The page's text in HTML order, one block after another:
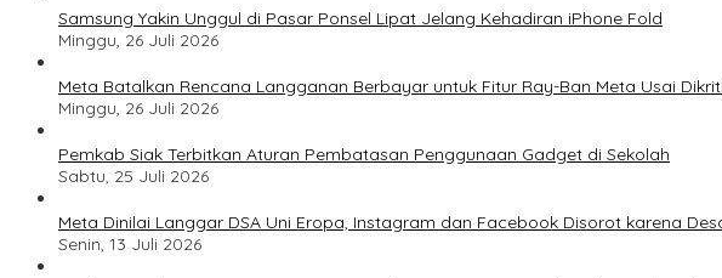
Samsung Yakin Unggul di Pasar Ponsel Lipat Jelang Kehadiran iPhone Fold
Minggu, 26 Juli 2026
Meta Batalkan Rencana Langganan Berbayar untuk Fitur Ray-Ban Meta Usai
Minggu, 26 Juli 2026
Pemkab Siak Terbitkan Aturan Pembatasan Penggunaan Gadget di Sekolah
Sabtu, 25 Juli 2026
Meta Dinilai Langgar DSA Uni Eropa, Instagram dan Facebook Disorot karena
Senin, 13 Juli 2026